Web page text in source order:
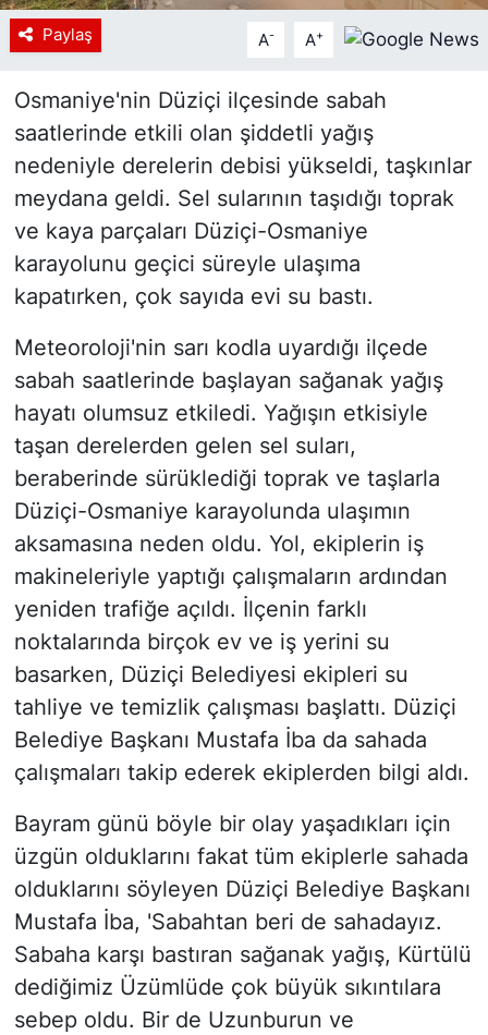
Paylaş A- A+
Osmaniye'nin Düziçi ilçesinde sabah
saatlerinde etkili olan şiddetli yağış
nedeniyle derelerin debisi yükseldi, taşkınlar
meydana geldi. Sel sularının taşıdığı toprak
ve kaya parçaları Düziçi-Osmaniye
karayolunu geçici süreyle ulaşıma
kapatırken, çok sayıda evi su bastı.
Meteoroloji'nin sarı kodla uyardığı ilçede
sabah saatlerinde başlayan sağanak yağış
hayatı olumsuz etkiledi. Yağışın etkisiyle
taşan derelerden gelen sel suları,
beraberinde sürüklediği toprak ve taşlarla
Düziçi-Osmaniye karayolunda ulaşımın
aksamasına neden oldu. Yol, ekiplerin iş
makineleriyle yaptığı çalışmaların ardından
yeniden trafiğe açıldı. İlçenin farklı
noktalarında birçok ev ve iş yerini su
basarken, Düziçi Belediyesi ekipleri su
tahliye ve temizlik çalışması başlattı. Düziçi
Belediye Başkanı Mustafa İba da sahada
çalışmaları takip ederek ekiplerden bilgi aldı.
Bayram günü böyle bir olay yaşadıkları için
üzgün olduklarını fakat tüm ekiplerle sahada
olduklarını söyleyen Düziçi Belediye Başkanı
Mustafa İba, 'Sabahtan beri de sahadayız.
Sabaha karşı bastıran sağanak yağış, Kürtülü
dediğimiz Üzümlüde çok büyük sıkıntılara
sebep oldu. Bir de Uzunburun ve